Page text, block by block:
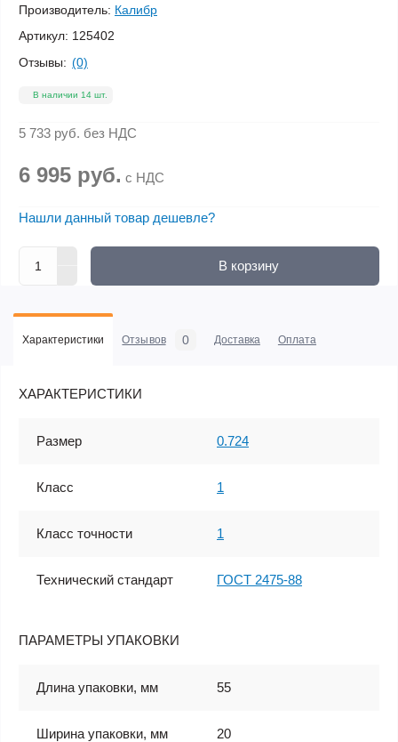
Производитель: Калибр
Артикул: 125402
Отзывы: (0)
В наличии 14 шт.
5 733 руб. без НДС
6 995 руб. с НДС
Нашли данный товар дешевле?
В корзину
Характеристики Отзывов 0 Доставка Оплата
ХАРАКТЕРИСТИКИ
Размер 0.724
Класс 1
Класс точности 1
Технический стандарт ГОСТ 2475-88
ПАРАМЕТРЫ УПАКОВКИ
Длина упаковки, мм 55
Ширина упаковки, мм 20